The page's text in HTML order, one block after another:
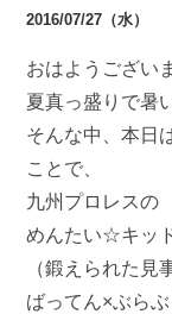
2016/07/27（水）
おはようござい
夏真っ盛りで暑
そんな中、本日
ことで、
九州プロレスの
めんたい☆キッ
（鍛えられた
ばってん×ぶら